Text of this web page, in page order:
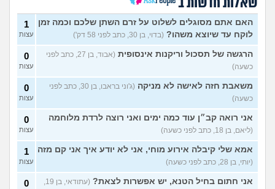
איך להתגבר על רצון לקשר
לפני הזמן?
(אנונימית, בת 21)
12
עצות
כשאתם רואים מישהי ברשתות
החברתיות שהכול אצלה סביב
הבילויים, זה מוריד לכם?
(לחם ושעשועים, בן 36)
13
עצות
כשרבתי עם בת הזוג שלי,
דחפתי אותה מתוך כעס. איך
להתמודד?
(אלכס, שם בדוי, בן
40)
13
איך להסביר לה שאני רוצה
להיפרד?
(עידן, בן 27)
20
עצות
בעיות ביני לבית הזוג, מה
לעשות? (אנונימי, בן 24)
6
עצות
האם אתם מסוגלים לשלוט על זרם השתן שלכם וכמה זמן
לוקח עד שיוצא משהו? (בדוי, בן 30, כתב לפני 58 דק')
1
עצות
הרגשה של תסכול וריקנות אינסופית
(אבוד, בן 27, כתב לפני
כשעה)
0
עצות
משאבת חזה לאישה לא מניקה
(ג'וני בראבו, בן 30, כתב לפני
כשעה)
0
עצות
אני רואה קב״ן עוד כמה ימים ואני רוצה לרדת מלוחמה
(ליאם, בן 18, כתב לפני כשעה)
0
עצות
אמא שלי קיבלה אירוע מוחי, אני לא יודע איך אני קם מזה
(יותי, בן 28, כתב לפני כשעה)
1
עצות
אני חתום בחיל הטנא, יש אפשרות לצאת? 0